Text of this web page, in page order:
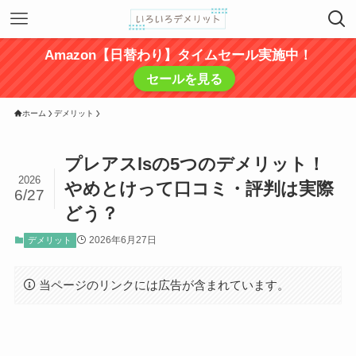
Amazon【日替わり】タイムセール実施中！
セールを見る
ホーム デメリット
プレアスlsの5つのデメリット！
やめとけって口コミ・評判は実際
どう？
2026
6/27
デメリット 2026年6月27日
当ページのリンクには広告が含まれています。